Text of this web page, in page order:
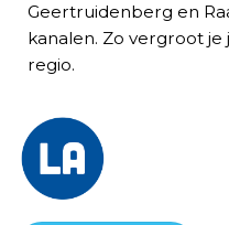
Geertruidenberg en
kanalen. Zo vergroot
regio.